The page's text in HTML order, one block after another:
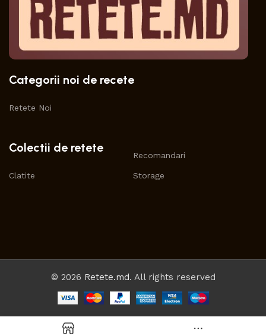
Categorii noi de recete
Retete Noi
Colectii de retete
Clatite
Recomandari
Storage
© 2026 Retete.md. All rights reserved